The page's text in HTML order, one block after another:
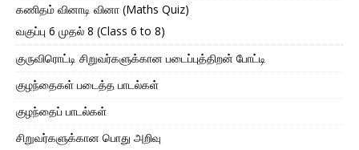
கணிதம் வினாடி வினா (Maths Quiz)
வகுப்பு 6 முதல் 8 (Class 6 to 8)
குருவிரொட்டி சிறுவர்களுக்கான படைப்புத்திறன் போட்டி
குழந்தைகள் படைத்த பாடல்கள்
குழந்தைப் பாடல்கள்
சிறுவர்களுக்கான பொது அறிவு